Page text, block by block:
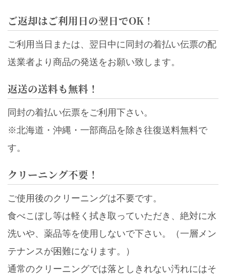
ご返却はご利用日の翌日でOK！
ご利用当日または、翌日中に同封の着払い伝票の配
送業者より商品の発送をお願い致します。
返送の送料も無料！
同封の着払い伝票をご利用下さい。
※北海道・沖縄・一部商品を除き往復送料無料で
す。
クリーニング不要！
ご使用後のクリーニングは不要です。
食べこぼし等は軽く拭き取っていただき、絶対に水
洗いや、薬品等を使用しないで下さい。（一層メン
テナンスが困難になります。）
通常のクリーニングでは落としきれない汚れにはそ